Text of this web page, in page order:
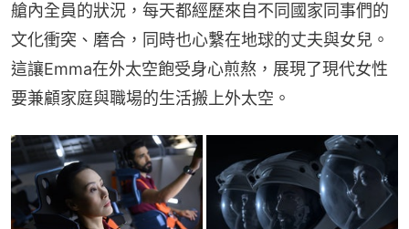
艙內全員的狀況，每天都經歷來自不同國家同事們的
文化衝突、磨合，同時也心繫在地球的丈夫與女兒。
這讓Emma在外太空飽受身心煎熬，展現了現代女性
要兼顧家庭與職場的生活搬上外太空。